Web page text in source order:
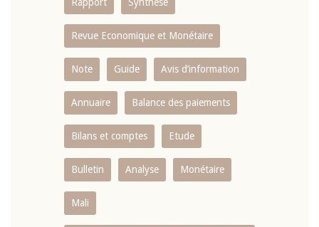
Revue Economique et Monétaire
Note Guide Avis d’information
Annuaire Balance des paiements
Bilans et comptes Etude
Bulletin Analyse Monétaire
Mali